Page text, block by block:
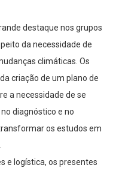
destaque nos grupos
da necessidade de
climáticas. Os
criação de um plano de
a necessidade de se
diagnóstico e no
os estudos em
e logística, os presentes